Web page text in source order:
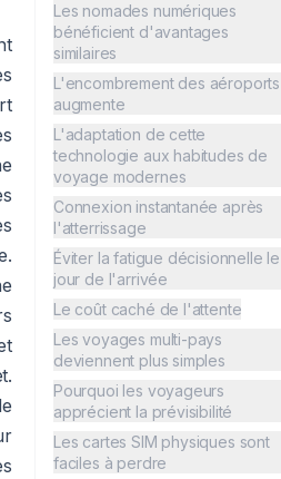
Les nomades numériques
bénéficient d'avantages
similaires
L'encombrement des aéroports
augmente
L'adaptation de cette
technologie aux habitudes de
voyage modernes
Connexion instantanée après
l'atterrissage
Éviter la fatigue décisionnelle le
jour de l'arrivée
Le coût caché de l'attente
Les voyages multi-pays
deviennent plus simples
Pourquoi les voyageurs
apprécient la prévisibilité
Les cartes SIM physiques sont
faciles à perdre